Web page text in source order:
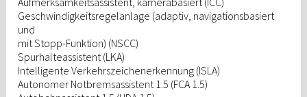
Geschwindigkeitsregelanlage (adaptiv, navigationsbasiert
und
mit Stopp-Funktion) (NSCC)
Spurhalteassistent (LKA)
Intelligente Verkehrszeichenerkennung (ISLA)
Autonomer Notbremsassistent 1.5 (FCA 1.5)